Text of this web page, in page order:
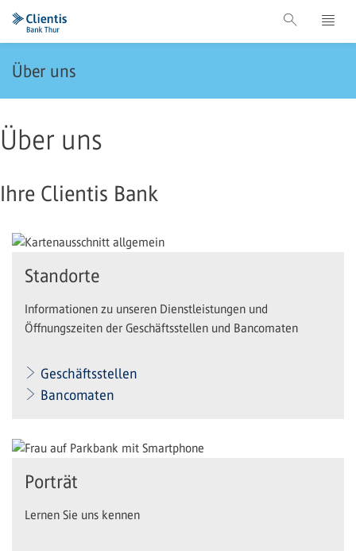
Über uns
Über uns
Ihre Clientis Bank
Standorte
Informationen zu unseren Dienstleistungen und
Öffnungszeiten der Geschäftsstellen und Bancomaten
Geschäftsstellen
Bancomaten
Porträt
Lernen Sie uns kennen